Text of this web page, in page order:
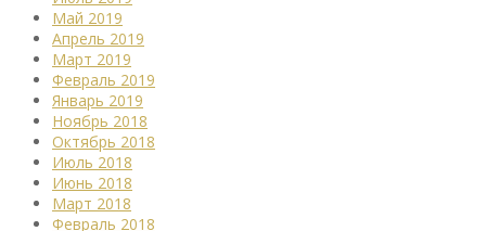
Май 2019
Апрель 2019
Март 2019
Февраль 2019
Январь 2019
Ноябрь 2018
Октябрь 2018
Июль 2018
Июнь 2018
Март 2018
Февраль 2018